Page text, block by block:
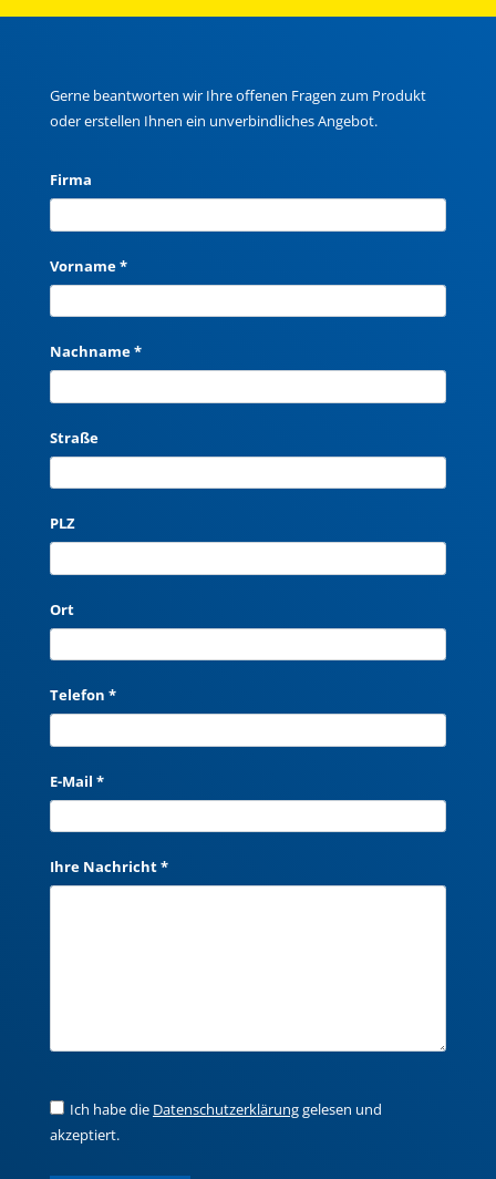
Gerne beantworten wir Ihre offenen Fragen zum Produkt
oder erstellen Ihnen ein unverbindliches Angebot.
Firma
Vorname *
Nachname *
Straße
PLZ
Ort
Telefon *
E-Mail *
Ihre Nachricht *
Ich habe die Datenschutzerklärunggelesen und
akzeptiert.